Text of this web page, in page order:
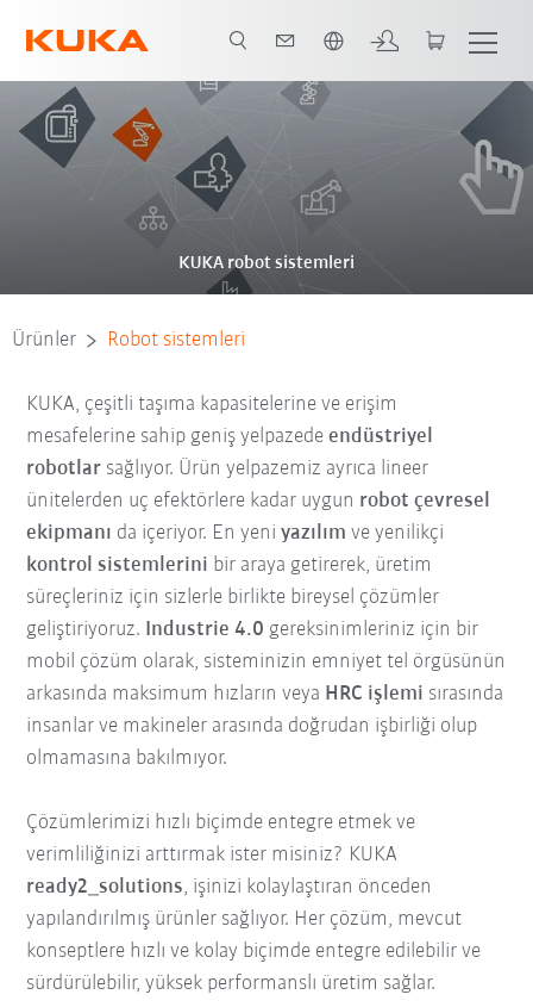
KUKA robot sistemleri
Ürünler Robot sistemleri
KUKA, çeşitli taşıma kapasitelerine ve erişim
mesafelerine sahip geniş yelpazedeendüstriyel
robotlar sağlıyor. Ürün yelpazemiz ayrıca lineer
ünitelerden uç efektörlere kadar uygun robot çevresel
ekipmanı da içeriyor. En yeniyazılım ve yenilikçi
kontrol sistemlerini bir araya getirerek, üretim
süreçleriniz için sizlerle birlikte bireysel çözümler
geliştiriyoruz. Industrie 4.0 gereksinimleriniz için bir
mobil çözüm olarak, sisteminizin emniyet tel örgüsünün
arkasında maksimum hızların veya HRC işlemi sırasında
insanlar ve makineler arasında doğrudan işbirliği olup
olmamasına bakılmıyor.
Çözümlerimizi hızlı biçimde entegre etmek ve
verimliliğinizi arttırmak ister misiniz? KUKA
ready2_solutions, işinizi kolaylaştıran önceden
yapılandırılmış ürünler sağlıyor. Her çözüm, mevcut
konseptlere hızlı ve kolay biçimde entegre edilebilir ve
sürdürülebilir, yüksek performanslı üretim sağlar.